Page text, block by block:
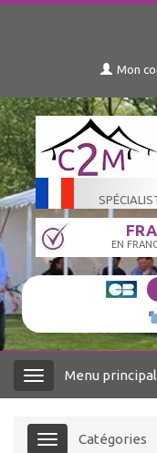
Mon
EN
Menu Menu principal
Menu Catégories